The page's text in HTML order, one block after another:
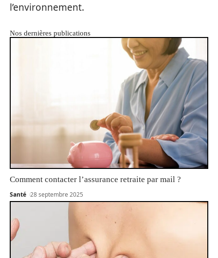
l’environnement.
Nos dernières publications
Comment contacter l’assurance retraite par mail ?
Santé 28 septembre 2025